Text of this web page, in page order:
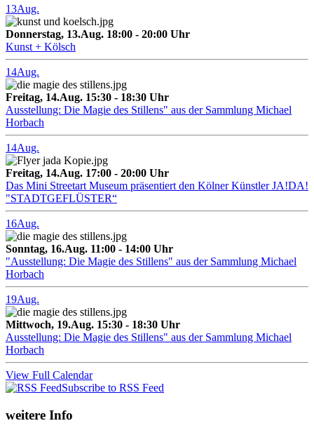
13Aug.
Donnerstag, 13.Aug. 18:00 - 20:00 Uhr
Kunst + Kölsch
14Aug.
Freitag, 14.Aug. 15:30 - 18:30 Uhr
Ausstellung: Die Magie des Stillens" aus der Sammlung Michael
Horbach
14Aug.
Freitag, 14.Aug. 17:00 - 20:00 Uhr
Das Mini Streetart Museum präsentiert den Kölner Künstler JA!DA!
"STADTGEFLÜSTER“
16Aug.
Sonntag, 16.Aug. 11:00 - 14:00 Uhr
"Ausstellung: Die Magie des Stillens" aus der Sammlung Michael
Horbach
19Aug.
Mittwoch, 19.Aug. 15:30 - 18:30 Uhr
Ausstellung: Die Magie des Stillens" aus der Sammlung Michael
Horbach
View Full Calendar
Subscribe to RSS Feed
weitere Info